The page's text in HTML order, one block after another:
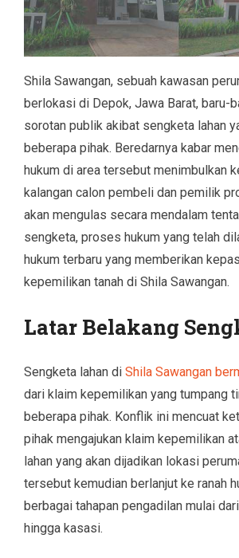
Shila Sawangan, sebuah kawasan
berlokasi di Depok, Jawa Barat, baru-
sorotan publik akibat sengketa lahan
beberapa pihak. Beredarnya kabar
hukum di area tersebut menimbulkan
kalangan calon pembeli dan pemilik
akan mengulas secara mendalam
sengketa, proses hukum yang telah
hukum terbaru yang memberikan
kepemilikan tanah di Shila Sawangan.
Latar Belakang
Sengketa lahan di Shila Sawangan
dari klaim kepemilikan yang tumpang
beberapa pihak. Konflik ini mencuat
pihak mengajukan klaim kepemilikan
lahan yang akan dijadikan lokasi
tersebut kemudian berlanjut ke ranah
berbagai tahapan pengadilan mulai
hingga kasasi.